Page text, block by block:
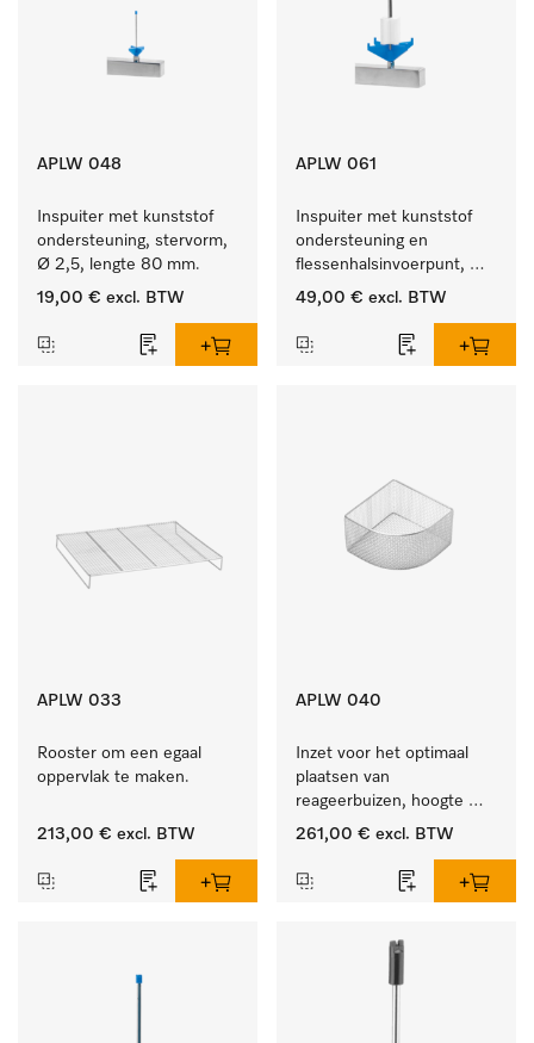
APLW 048
Inspuiter met kunststof
ondersteuning, stervorm,
Ø 2,5, lengte 80 mm.
19,00 € excl. BTW
APLW 061
Inspuiter met kunststof
ondersteuning en
flessenhalsinvoerpunt,
ster, Ø 6, lengte 115 mm.
49,00 € excl. BTW
APLW 033
Rooster om een egaal
oppervlak te maken.
213,00 € excl. BTW
APLW 040
Inzet voor het optimaal
plaatsen van
reageerbuizen, hoogte
100 mm.
261,00 € excl. BTW